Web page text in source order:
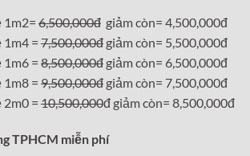
1m2= 6,500,000đ giảm còn= 4,500,000đ
1m4 = 7,500,000đ giảm còn= 5,500,000đ
1m6 = 8,500,000đ giảm còn= 6,500,000đ
1m8 = 9,500,000đ giảm còn= 7,500,000đ
2m0 = 10,500,000đ giảm còn= 8,500,000đ
TPHCM miễn phí